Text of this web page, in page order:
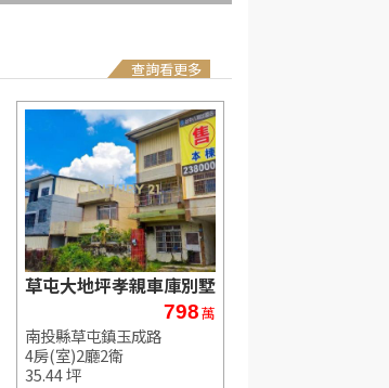
查詢看更多
草屯大地坪孝親車庫別墅
798萬
南投縣草屯鎮玉成路
4房(室)2廳2衛
35.44 坪